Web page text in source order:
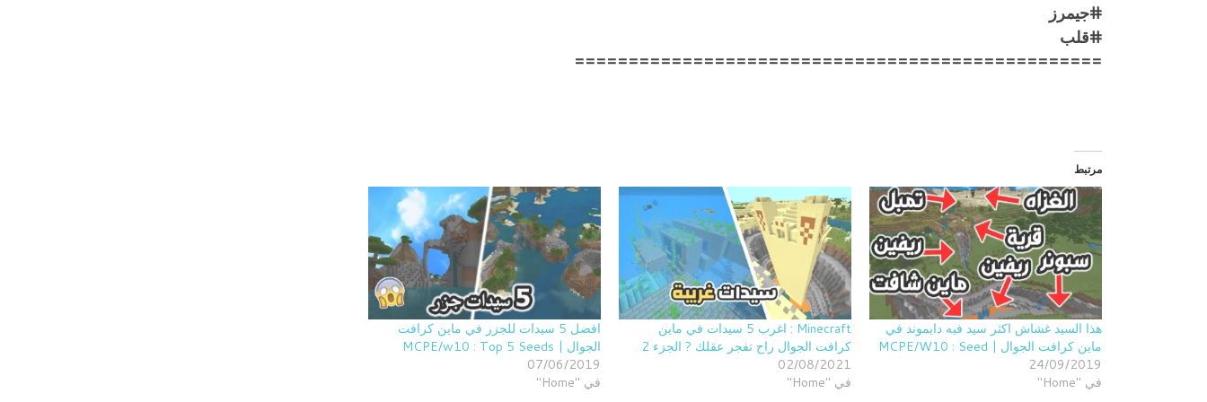
#جيمرز
#قلب
=================================================
مرتبط
هذا السيد غشاش اكثر سيد فيه دايموند في
ماين كرافت الجوال | MCPE/W10 : Seed
24/09/2019
في "Home"
Minecraft : اغرب 5 سيدات في ماين
كرافت الجوال راح تفجر عقلك ? الجزء 2
02/08/2021
في "Home"
افضل 5 سيدات للجزر في ماين كرافت
الجوال | MCPE/w10 : Top 5 Seeds
07/06/2019
في "Home"